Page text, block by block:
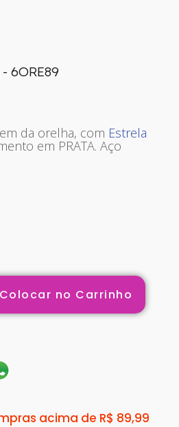
6ORE89
da orelha, com Estrela
em PRATA. Aço
Colocar no Carrinho
acima de R$ 89,99